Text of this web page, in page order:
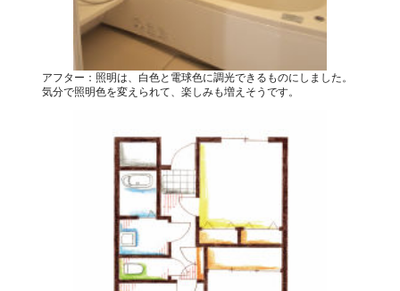
アフター：照明は、白色と電球色に調光できるものにしました。
気分で照明色を変えられて、楽しみも増えそうです。